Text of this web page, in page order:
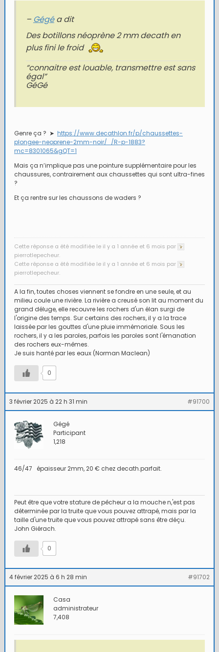
– Gégéa dit
Des botillons néoprène 2 mm decath en
plus fini le froid
“connaitre est louable, transmettre est sans
égal”
GéGé
Genre ça ? ➤ https://www.decathlon.fr/p/chaussettes-
plongee-neoprene-2mm-noir/_/R-p-1883?
mc=8301065&gQT=1
Mais ça n’implique pas une pointure supplémentaire pour les
chaussures, contrairement aux chaussettes qui sont ultra-fines
?
Et ça rentre sur les chaussons de waders ?
Cette réponse a été modifiée le il y a 1 année et 6 mois par
pierrotlepecheur.
Cette réponse a été modifiée le il y a 1 année et 6 mois par
pierrotlepecheur.
A la fin, toutes choses viennent se fondre en une seule, et au
milieu coule une rivière. La rivière a creusé son lit au moment du
grand déluge, elle recouvre les rochers d'un élan surgi de
l'origine des temps. Sur certains des rochers, il y a la trace
laissée par les gouttes d'une pluie immémoriale. Sous les
rochers, il y a les paroles, parfois les paroles sont l'émanation
des rochers eux-mêmes.
Je suis hanté par les eaux (Norman Maclean)
0
3 février 2025 à 22 h 31 min #91700
Gégé
Participant
1,218
46/47 épaisseur 2mm, 20 € chez decath.parfait.
Peut être que votre stature de pêcheur a la mouche n,'est pas
déterminée par la truite que vous pouvez attrapé, mais par la
taille d'une truite que vous pouvez attrapé sans être déçu.
John Giérach.
0
4 février 2025 à 6 h 28 min #91702
Casa
administrateur
7,408